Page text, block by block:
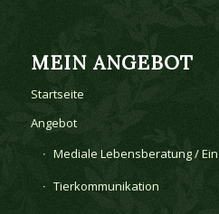
MEIN ANGEBOT
Startseite
Angebot
Mediale Lebensberatung /
Tierkommunikation